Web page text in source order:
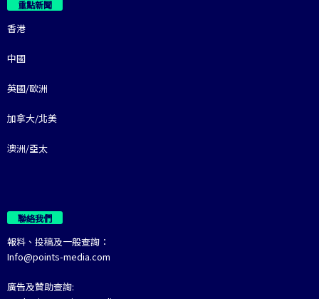
重點新聞
香港
中國
英國/歐洲
加拿大/北美
澳洲/亞太
聯絡我們
報料、投稿及一般查詢：
Info@points-media.com
廣告及贊助查詢: